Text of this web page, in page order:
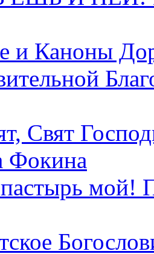
и Каноны
Свят
Фокина
мой!